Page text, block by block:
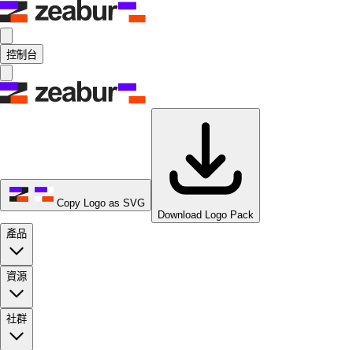
控制台
Copy Logo as SVG
Download Logo Pack
產品
資源
社群